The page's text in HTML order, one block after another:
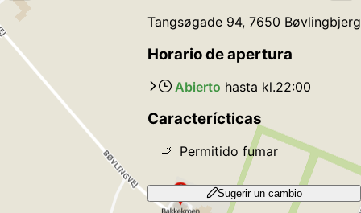
Tangsøgade 94, 7650 Bøvlingbjerg
Horario de apertura
Abierto hasta kl.22:00
Caracterícticas
🚬 Permitido fumar
Sugerir un cambio